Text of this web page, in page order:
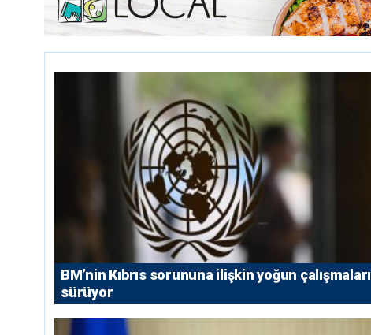
BM’nin Kıbrıs sorununa ilişkin yoğun çalışmaları
sürüyor